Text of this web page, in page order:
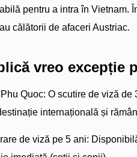
pentru a intra în Vietnam.
călătorii de afaceri Austriac.
vreo excepție
Quoc: O scutire de viză
internațională și
de viză pe 5 ani: